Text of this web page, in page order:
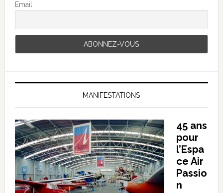
Email
MANIFESTATIONS
45 ans
pour
l’Espa
ce Air
Passio
n